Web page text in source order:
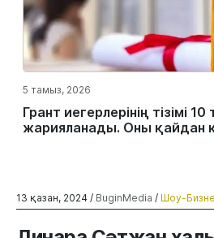
5 тамыз, 2026
Грант иегерлерінің тізімі
жарияланады. Оны қайдан
13 қазан, 2024 / BuginMedia / Шоу-